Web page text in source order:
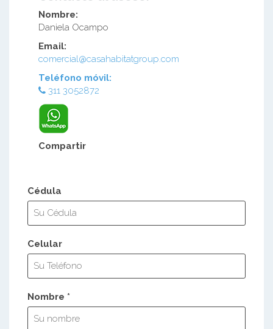
Nombre:
Daniela Ocampo
Email:
comercial@casahabitatgroup.com
Teléfono móvil:
311 3052872
Compartir
Cédula
Celular
Nombre *